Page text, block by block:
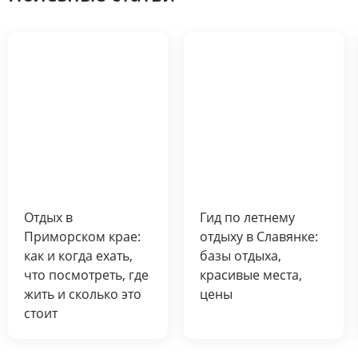
Отдых в
Приморском крае:
как и когда ехать,
что посмотреть, где
жить и сколько это
стоит
Гид по летнему
отдыху в Славянке:
базы отдыха,
красивые места,
цены